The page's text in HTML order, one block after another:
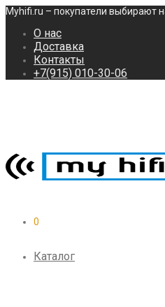
Myhifi.ru – покупатели выбирают
О нас
Доставка
Контакты
+7(915) 010-30-06
0
Каталог